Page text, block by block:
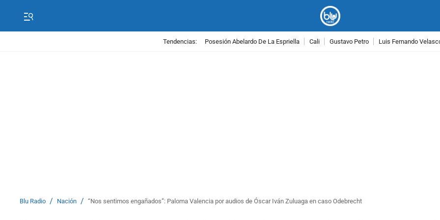
Tendencias: Posesión Abelardo De La Espriella Cali Gustavo Petro Luis Fernando
Blu Radio / Nación / “Nos sentimos engañados”: Paloma Valencia por audios de Óscar Iván Zuluaga en caso Odebrecht